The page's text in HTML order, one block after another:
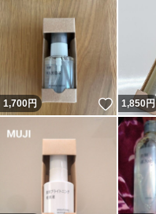
1,700円 いいね
1,850円